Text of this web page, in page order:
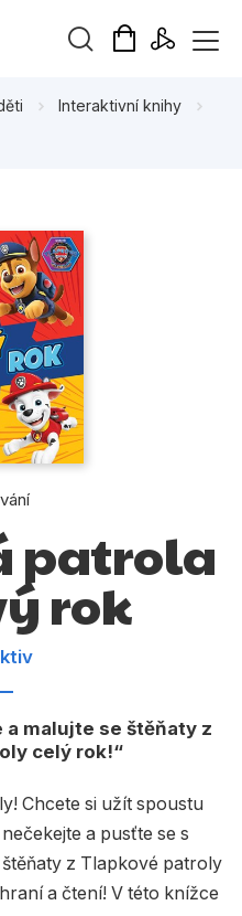
Interaktivní knihy
patrola
rok
malujte se štěňaty z
celý rok!
Chcete si užít spoustu
a pusťte se s
z Tlapkové patroly
a čtení! V této knížce